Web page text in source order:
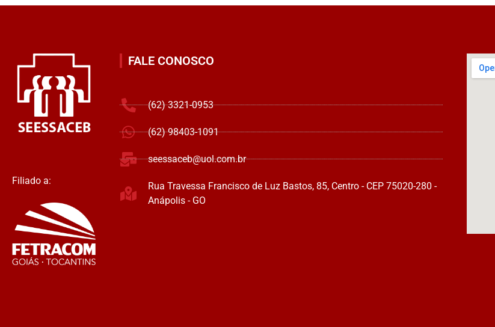
Filiado a:
FALE CONOSCO
(62) 3321-0953
(62) 98403-1091
seessaceb@uol.com.br
Rua Travessa Francisco de Luz Bastos, 85, Centro - CEP 75020-280 -
Anápolis - GO